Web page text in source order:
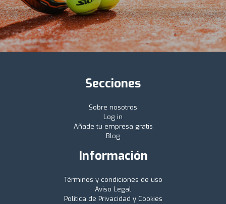
Secciones
Sobre nosotros
Log in
Añade tu empresa gratis
Blog
Información
Términos y condiciones de uso
Aviso Legal
Política de Privacidad y Cookies